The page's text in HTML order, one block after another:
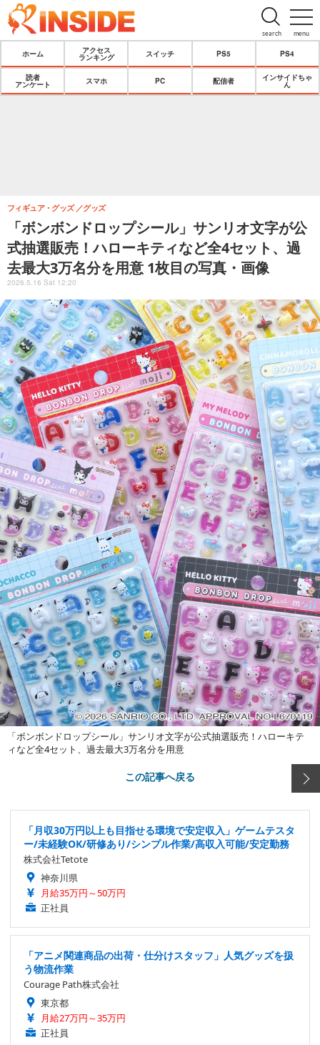
menu
search
ホーム
アクセス
ランキング
スイッチ PS5 PS4
読者
アンケート
スマホ PC 配信者
インサイドちゃ
ん
「ボンボンドロップシール」サンリオ文字が公
式抽選販売！ハローキティなど全4セット、過
去最大3万名分を用意 1枚目の写真・画像
フィギュア・グッズ グッズ
2026.5.16 Sat 12:20
「ボンボンドロップシール」サンリオ文字が公式抽選販売！ハローキテ
ィなど全4セット、過去最大3万名分を用意
この記事へ戻る
「月収30万円以上も目指せる環境で安定収入」ゲームテスタ
ー/未経験OK/研修あり/シンプル作業/高収入可能/安定勤務
株式会社Tetote
神奈川県
月給35万円～50万円
正社員
「アニメ関連商品の出荷・仕分けスタッフ」人気グッズを扱
う物流作業
Courage Path株式会社
東京都
月給27万円～35万円
正社員